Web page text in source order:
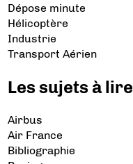
Dépose minute
Hélicoptère
Industrie
Transport Aérien
Les sujets à lire
Airbus
Air France
Bibliographie